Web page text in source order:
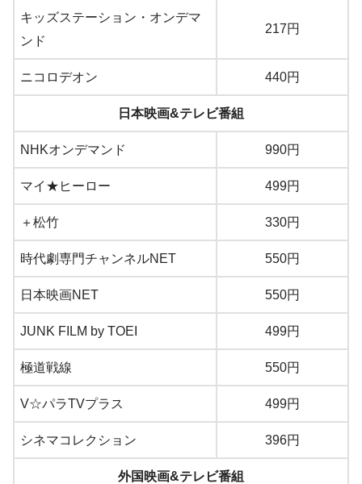
キッズステーション・オンデマ
ンド
217円
ニコロデオン 440円
日本映画&テレビ番組
NHKオンデマンド 990円
マイ★ヒーロー 499円
＋松竹 330円
時代劇専門チャンネルNET 550円
日本映画NET 550円
JUNK FILM by TOEI 499円
極道戦線 550円
V☆パラTVプラス 499円
シネマコレクション 396円
外国映画&テレビ番組